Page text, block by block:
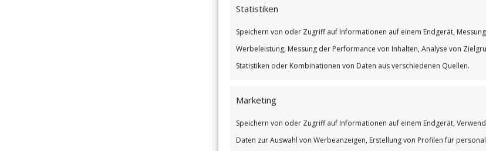
Statistiken
Speichern von oder Zugriff auf Informationen auf einem Endgerät,
Werbeleistung, Messung der Performance von Inhalten, Analyse von
Statistiken oder Kombinationen von Daten aus verschiedenen Quellen.
Marketing
Speichern von oder Zugriff auf Informationen auf einem Endgerät,
Daten zur Auswahl von Werbeanzeigen, Erstellung von Profilen für